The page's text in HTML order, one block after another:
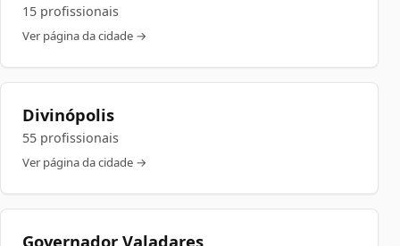
15 profissionais
Ver página da cidade →
Divinópolis
55 profissionais
Ver página da cidade →
Governador Valadares